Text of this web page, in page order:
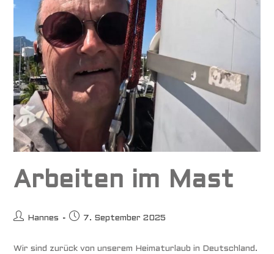
Arbeiten im Mast
Beitrags-
Hannes
Beitrag7. September 2025
Wir sind zurück von unserem Heimaturlaub in Deutschland.